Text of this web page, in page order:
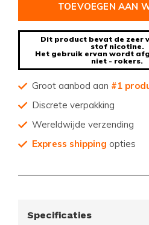
TOEVOEGEN AAN
Dit product bevat de zeer
stof nicotine.
Het gebruik ervan wordt
niet - rokers.
Groot aanbod aan #1
Discrete verpakking
Wereldwijde verzending
Express shipping opties
Specificaties